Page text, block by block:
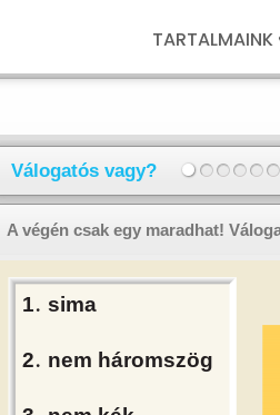
TARTALMAINK